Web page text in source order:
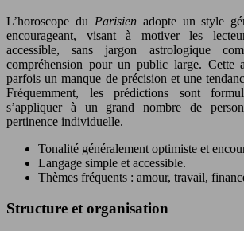
L’horoscope du Parisien adopte un style
encourageant, visant à motiver les
accessible, sans jargon astrologique
compréhension pour un public large. Cette
parfois un manque de précision et une
Fréquemment, les prédictions sont
s’appliquer à un grand nombre de
pertinence individuelle.
Tonalité généralement optimiste et
Langage simple et accessible.
Thèmes fréquents : amour, travail,
Structure et organisation